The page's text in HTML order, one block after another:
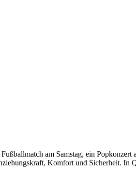
am Samstag, ein
Komfort und Sicherheit. In